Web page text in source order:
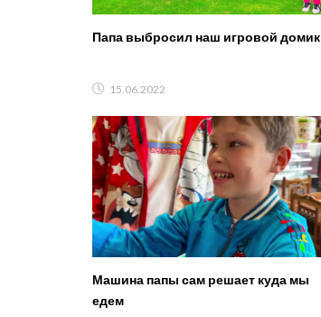
Папа выбросил наш игровой домик
15.06.2022
Машина папы сам решает куда мы
едем